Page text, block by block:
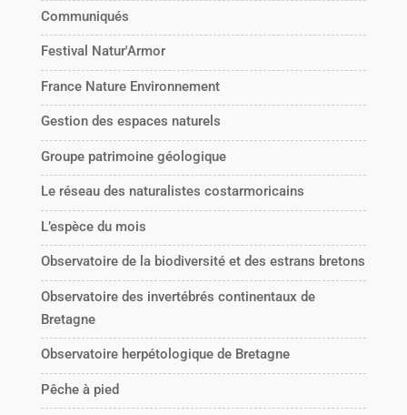
Communiqués
Festival Natur'Armor
France Nature Environnement
Gestion des espaces naturels
Groupe patrimoine géologique
Le réseau des naturalistes costarmoricains
L’espèce du mois
Observatoire de la biodiversité et des estrans bretons
Observatoire des invertébrés continentaux de
Bretagne
Observatoire herpétologique de Bretagne
Pêche à pied